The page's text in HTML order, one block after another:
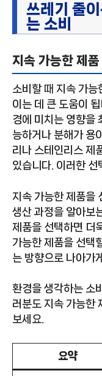
쓰레기 줄
는 소비
지속 가능한 제품
소비할 때 지속 가
이는 데 큰 도움이
경에 미치는 영향을
능하거나 분해가 용
리나 스테인리스 제
있습니다. 이러한 선
지속 가능한 제품을
생산 과정을 알아보
제품을 선택하면 더
가능한 제품을 선택
는 방향으로 나아가
환경을 생각하는 소
러분도 지속 가능한
보세요.
요약